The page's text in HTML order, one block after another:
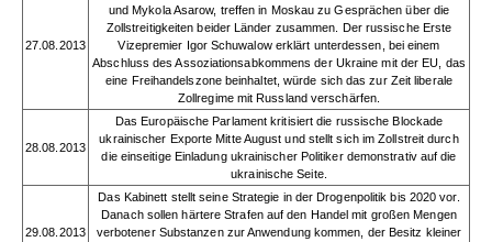
27.08.2013
und Mykola Asarow, treffen in Moskau zu Gesprächen über die
Zollstreitigkeiten beider Länder zusammen. Der russische Erste
Vizepremier Igor Schuwalow erklärt unterdessen, bei einem
Abschluss des Assoziationsabkommens der Ukraine mit der EU, das
eine Freihandelszone beinhaltet, würde sich das zur Zeit liberale
Zollregime mit Russland verschärfen.
28.08.2013
Das Europäische Parlament kritisiert die russische Blockade
ukrainischer Exporte Mitte August und stellt sich im Zollstreit durch
die einseitige Einladung ukrainischer Politiker demonstrativ auf die
ukrainische Seite.
29.08.2013
Das Kabinett stellt seine Strategie in der Drogenpolitik bis 2020 vor.
Danach sollen härtere Strafen auf den Handel mit großen Mengen
verbotener Substanzen zur Anwendung kommen, der Besitz kleiner